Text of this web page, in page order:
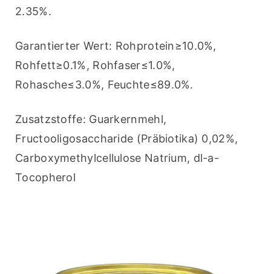
2.35%.
Garantierter Wert: Rohprotein≥10.0%,
Rohfett≥0.1%, Rohfaser≤1.0%,
Rohasche≤3.0%, Feuchte≤89.0%.
Zusatzstoffe: Guarkernmehl,
Fructooligosaccharide (Präbiotika) 0,02%,
Carboxymethylcellulose Natrium, dl-a-
Tocopherol